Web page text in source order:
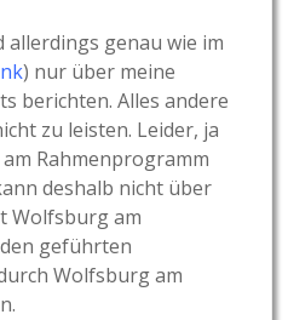
allerdings genau wie im
) nur über meine
berichten. Alles andere
zu leisten. Leider, ja
Rahmenprogramm
deshalb nicht über
Wolfsburg am
geführten
Wolfsburg am